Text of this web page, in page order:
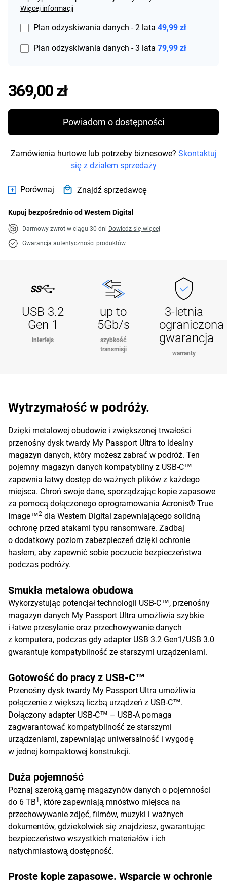
Więcej informacji
Plan odzyskiwania danych - 2 lata 49,99 zł
Plan odzyskiwania danych - 3 lata 79,99 zł
369,00 złPrice 369,00 zł
Powiadom o dostępności
Zamówienia hurtowe lub potrzeby biznesowe? Skontaktuj
się z działem sprzedaży
Porównaj Znajdź sprzedawcę
Kupuj bezpośrednio od Western Digital
Darmowy zwrot w ciągu 30 dni Dowiedz się więcej
Gwarancja autentyczności produktów
USB 3.2
Gen 1
interfejs
up to
5Gb/s
szybkość
transmisji
3-letnia
ograniczona
gwarancja
warranty
Wytrzymałość w podróży.
Dzięki metalowej obudowie i zwiększonej trwałości
przenośny dysk twardy My Passport Ultra to idealny
magazyn danych, który możesz zabrać w podróż. Ten
pojemny magazyn danych kompatybilny z USB-C™
zapewnia łatwy dostęp do ważnych plików z każdego
miejsca. Chroń swoje dane, sporządzając kopie zapasowe
za pomocą dołączonego oprogramowania Acronis® True
Image™2 dla Western Digital zapewniającego solidną
ochronę przed atakami typu ransomware. Zadbaj
o dodatkowy poziom zabezpieczeń dzięki ochronie
hasłem, aby zapewnić sobie poczucie bezpieczeństwa
podczas podróży.
Smukła metalowa obudowa
Wykorzystując potencjał technologii USB-C™, przenośny
magazyn danych My Passport Ultra umożliwia szybkie
i łatwe przesyłanie oraz przechowywanie danych
z komputera, podczas gdy adapter USB 3.2 Gen1/USB 3.0
gwarantuje kompatybilność ze starszymi urządzeniami.
Gotowość do pracy z USB-C™
Przenośny dysk twardy My Passport Ultra umożliwia
połączenie z większą liczbą urządzeń z USB-C™.
Dołączony adapter USB-C™ – USB-A pomaga
zagwarantować kompatybilność ze starszymi
urządzeniami, zapewniając uniwersalność i wygodę
w jednej kompaktowej konstrukcji.
Duża pojemność
Poznaj szeroką gamę magazynów danych o pojemności
do 6 TB1 , które zapewniają mnóstwo miejsca na
przechowywanie zdjęć, filmów, muzyki i ważnych
dokumentów, gdziekolwiek się znajdziesz, gwarantując
bezpieczeństwo wszystkich materiałów i ich
natychmiastową dostępność.
Proste kopie zapasowe. Wsparcie w ochronie